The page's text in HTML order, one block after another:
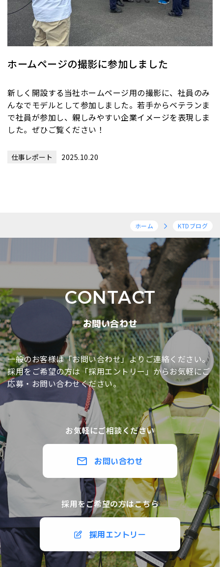
ホームページの撮影に参加しました
新しく開設する当社ホームページ用の撮影に、社員のみ
んなでモデルとして参加しました。若手からベテランま
で社員が参加し、親しみやすい企業イメージを表現しま
した。ぜひご覧ください！
仕事レポート 2025.10.20
ホーム KTDブログ
CONTACT
お問い合わせ
一般のお客様は「お問い合わせ」よりご連絡ください。
採用をご希望の方は「採用エントリー」からお気軽にご
応募・お問い合わせください。
お気軽にご相談ください
お問い合わせ
採用をご希望の方はこちら
採用エントリー